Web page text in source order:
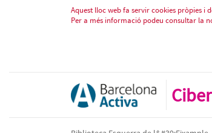
Biblioteca Esquerra de
Aquest lloc web fa servir cookies pròpies i
Per a més informació podeu consultar la